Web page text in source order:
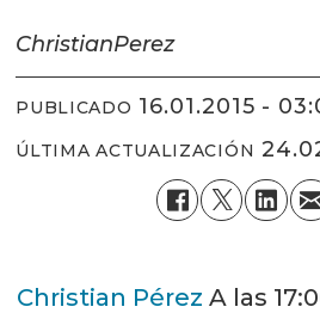
ChristianPerez
PUBLICADO 16.01.2015 -
ÚLTIMA ACTUALIZACIÓN
Christian Pérez A las